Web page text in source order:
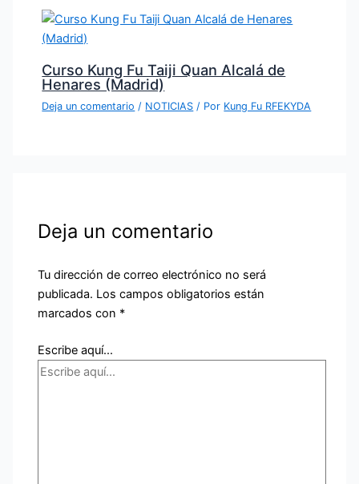
Curso Kung Fu Taiji Quan Alcalá de
Henares (Madrid)
Deja un comentario / NOTICIAS / Por Kung Fu RFEKYDA
Deja un comentario
Tu dirección de correo electrónico no será
publicada. Los campos obligatorios están
marcados con *
Escribe aquí...